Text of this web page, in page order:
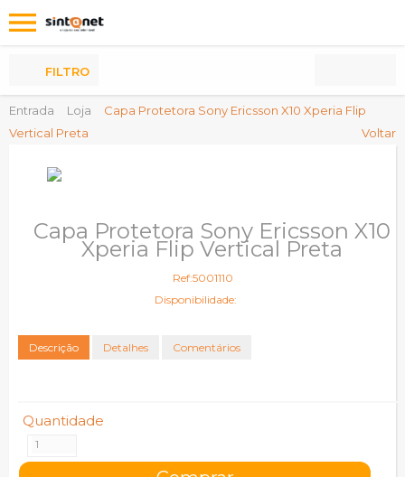
Entrada Loja
Capa Protetora Sony Ericsson X10 Xperia Flip
Vertical Preta
Voltar
FILTRO
Capa Protetora Sony Ericsson X10
Xperia Flip Vertical Preta
Ref:5001110
Disponibilidade:
Descrição Detalhes Comentários
Quantidade